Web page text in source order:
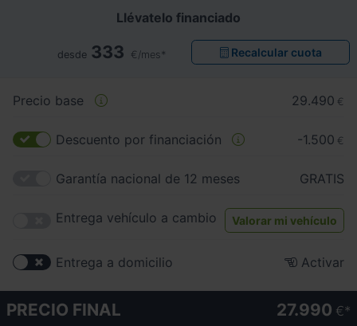
Llévatelo financiado
desde 333 €/mes* Recalcular cuota
Precio base 29.490 €
Descuento por financiación -1.500 €
Garantía nacional de 12 meses GRATIS
Entrega vehículo a cambio Valorar mi vehículo
Entrega a domicilio Activar
PRECIO FINAL 27.990 €